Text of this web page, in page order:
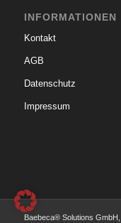
INFORMATIONEN
Kontakt
AGB
Datenschutz
Impressum
Baebeca® Solutions